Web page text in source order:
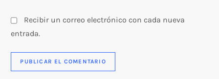
Recibir un correo electrónico con cada nueva
entrada.